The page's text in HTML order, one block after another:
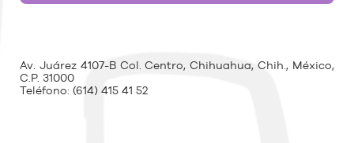
Av. Juárez 4107-B Col. Centro, Chihuahua, Chih., México,
C.P. 31000
Teléfono: (614) 415 41 52